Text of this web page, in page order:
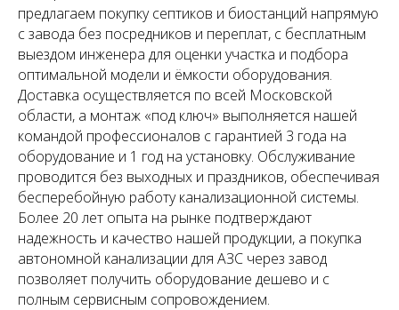
предлагаем покупку септиков и биостанций напрямую
с завода без посредников и переплат, с бесплатным
выездом инженера для оценки участка и подбора
оптимальной модели и ёмкости оборудования.
Доставка осуществляется по всей Московской
области, а монтаж «под ключ» выполняется нашей
командой профессионалов с гарантией 3 года на
оборудование и 1 год на установку. Обслуживание
проводится без выходных и праздников, обеспечивая
бесперебойную работу канализационной системы.
Более 20 лет опыта на рынке подтверждают
надежность и качество нашей продукции, а покупка
автономной канализации для АЗС через завод
позволяет получить оборудование дешево и с
полным сервисным сопровождением.